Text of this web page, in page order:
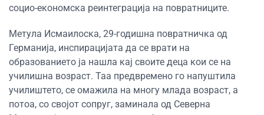
социо-економска реинтеграција на повратниците.
Метула Исмаилоска, 29-годишна повратничка од
Германија, инспирацијата да се врати на
образованието ја нашла кај своите деца кои се на
училишна возраст. Таа предвремено го напуштила
училиштето, се омажила на многу млада возраст, а
потоа, со својот сопруг, заминала од Северна